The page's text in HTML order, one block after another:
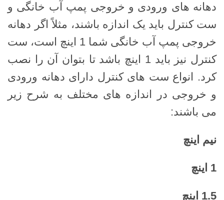
دهانه های ورودی و خروجی پمپ آب خانگی و
ست کنترل باید یک اندازه باشند، مثلاً اگر دهانه
خروجی پمپ آب خانگی شما 1 اینچ است، ست
کنترل نیز باید 1 اینچ باشد تا بتوان آن را نصب
کرد. انواع ست های کنترل دارای دهانه ورودی
و خروجی در اندازه های مختلف به شرح زیر
می باشند:
نیم اینچ
1 اینچ
1.5 اینچ